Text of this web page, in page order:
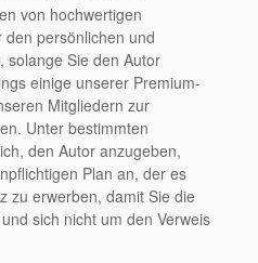
von hochwertigen
den persönlichen und
solange Sie den Autor
einige unserer Premium-
Mitgliedern zur
Unter bestimmten
den Autor anzugeben,
Plan an, der es
zu erwerben, damit Sie die
sich nicht um den Verweis